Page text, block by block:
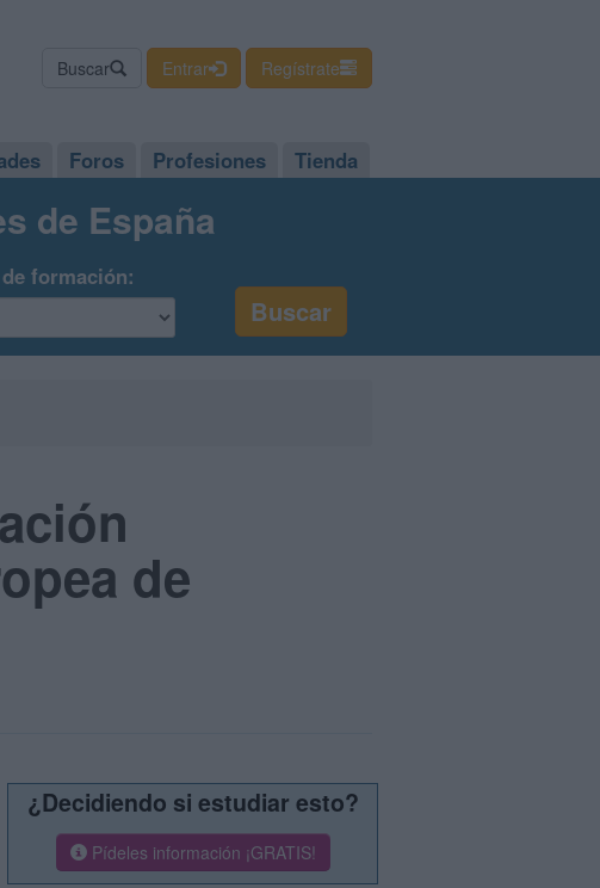
Buscar Entrar Regístrate
Foros Profesiones Tienda
de España
formación:
de
¿Decidiendo si estudiar esto?
Pídeles información ¡GRATIS!